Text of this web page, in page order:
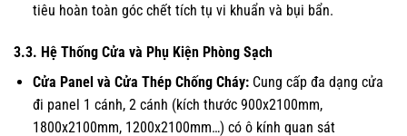
tiêu hoàn toàn góc chết tích tụ vi khuẩn và bụi bẩn.
3.3. Hệ Thống Cửa và Phụ Kiện Phòng Sạch
Cửa Panel và Cửa Thép Chống Cháy:Cung cấp đa dạng cửa
đi panel 1 cánh, 2 cánh (kích thước 900x2100mm,
1800x2100mm, 1200x2100mm…) có ô kính quan sát